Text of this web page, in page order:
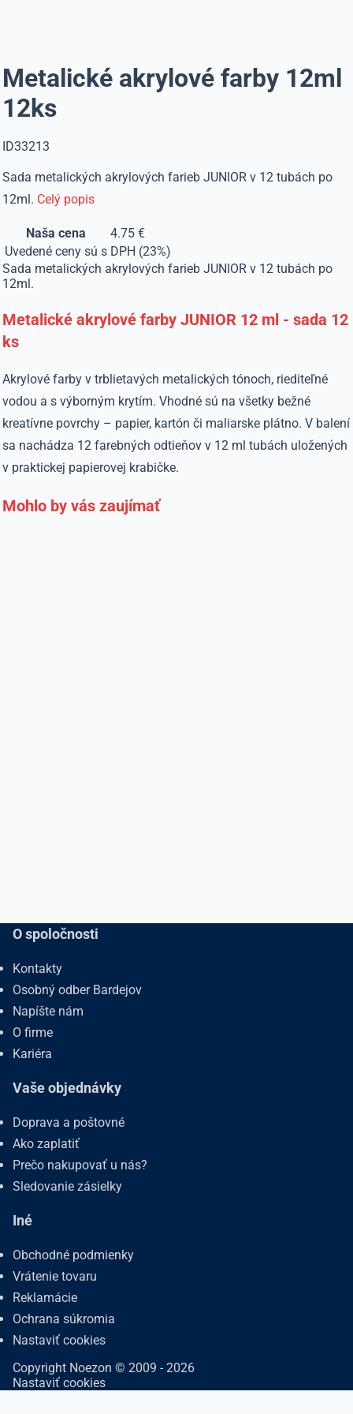
Metalické akrylové farby 12ml
12ks
ID33213
Sada metalických akrylových farieb JUNIOR v 12 tubách po
12ml. Celý popis
Naša cena
4.75 €
Uvedené ceny sú s DPH (23%)
Sada metalických akrylových farieb JUNIOR v 12 tubách po
12ml.
Metalické akrylové farby JUNIOR 12 ml - sada 12
ks
Akrylové farby v trblietavých metalických tónoch, riediteľné
vodou a s výborným krytím. Vhodné sú na všetky bežné
kreatívne povrchy – papier, kartón či maliarske plátno. V balení
sa nachádza 12 farebných odtieňov v 12 ml tubách uložených
v praktickej papierovej krabičke.
Mohlo by vás zaujímať
O spoločnosti
Kontakty
Osobný odber Bardejov
Napíšte nám
O firme
Kariéra
Vaše objednávky
Doprava a poštovné
Ako zaplatiť
Prečo nakupovať u nás?
Sledovanie zásielky
Iné
Obchodné podmienky
Vrátenie tovaru
Reklamácie
Ochrana súkromia
Nastaviť cookies
Copyright Noezon © 2009 - 2026
Nastaviť cookies